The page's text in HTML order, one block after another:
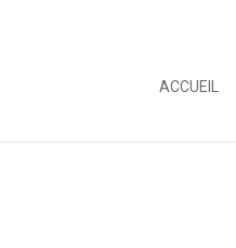
ACCUEIL